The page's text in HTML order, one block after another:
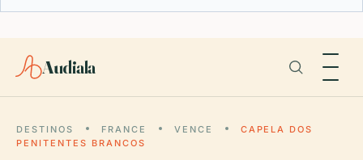
Audiala
DESTINOS FRANCE VENCE
CAPELA DOS
PENITENTES BRANCOS